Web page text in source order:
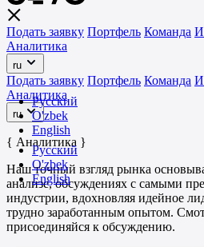
Подать заявку Портфель Команда
Аналитика
ru
Русский
O'zbek
English
Подать заявку Портфель Команда
Аналитика
ru
Русский
O'zbek
English
{ Аналитика }
Наш точный взгляд рынка
анализе, обсуждениях с самыми
индустрии, вдохновляя идейное
трудно заработанным опытом.
присоединяйся к обсуждению.